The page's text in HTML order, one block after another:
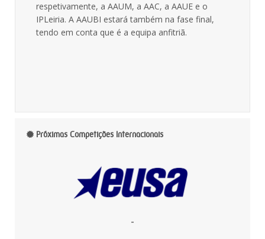
respetivamente, a AAUM, a AAC, a AAUE e o
IPLeiria. A AAUBI estará também na fase final,
tendo em conta que é a equipa anfitriã.
Próximas Competições Internacionais
-